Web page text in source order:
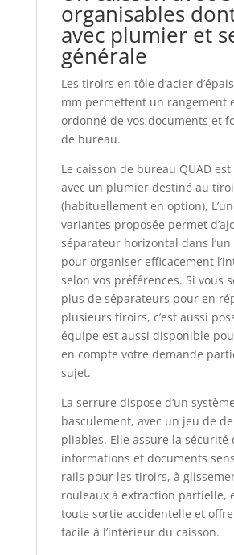
organisables
avec plumier et
générale
Les tiroirs en tôle d’acier
mm permettent un rangement
ordonné de vos documents et
de bureau.
Le caisson de bureau QUAD
avec un plumier destiné au
(habituellement en option),
variantes proposée permet
séparateur horizontal dans
pour organiser efficacement
selon vos préférences. Si vous
plus de séparateurs pour en
plusieurs tiroirs, c’est aussi
équipe est aussi disponible
en compte votre demande
sujet.
La serrure dispose d’un
basculement, avec un jeu de
pliables. Elle assure la sécurité
informations et documents
rails pour les tiroirs, à
rouleaux à extraction partielle,
toute sortie accidentelle et
facile à l’intérieur du caisson.